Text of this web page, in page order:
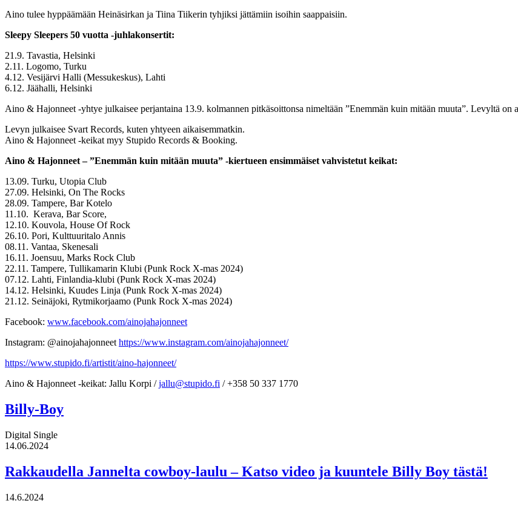
Aino tulee hyppäämään Heinäsirkan ja Tiina Tiikerin tyhjiksi jättämiin isoihin saappaisiin.
Sleepy Sleepers 50 vuotta -juhlakonsertit:
21.9. Tavastia, Helsinki
2.11. Logomo, Turku
4.12. Vesijärvi Halli (Messukeskus), Lahti
6.12. Jäähalli, Helsinki
Aino & Hajonneet -yhtye julkaisee perjantaina 13.9. kolmannen pitkäsoittonsa nimeltään ”Enemmän kuin mitään muuta”. Levyltä
Levyn julkaisee Svart Records, kuten yhtyeen aikaisemmatkin.
Aino & Hajonneet -keikat myy Stupido Records & Booking.
Aino & Hajonneet – ”Enemmän kuin mitään muuta” -kiertueen ensimmäiset vahvistetut keikat:
13.09. Turku, Utopia Club
27.09. Helsinki, On The Rocks
28.09. Tampere, Bar Kotelo
11.10. Kerava, Bar Score,
12.10. Kouvola, House Of Rock
26.10. Pori, Kulttuuritalo Annis
08.11. Vantaa, Skenesali
16.11. Joensuu, Marks Rock Club
22.11. Tampere, Tullikamarin Klubi (Punk Rock X-mas 2024)
07.12. Lahti, Finlandia-klubi (Punk Rock X-mas 2024)
14.12. Helsinki, Kuudes Linja (Punk Rock X-mas 2024)
21.12. Seinäjoki, Rytmikorjaamo (Punk Rock X-mas 2024)
Facebook: www.facebook.com/ainojahajonneet
Instagram: @ainojahajonneet https://www.instagram.com/ainojahajonneet/
https://www.stupido.fi/artistit/aino-hajonneet/
Aino & Hajonneet -keikat: Jallu Korpi /jallu@stupido.fi / +358 50 337 1770
Billy-Boy
Digital Single
14.06.2024
Rakkaudella Jannelta cowboy-laulu – Katso video ja kuuntele Billy Boy tästä!
14.6.2024